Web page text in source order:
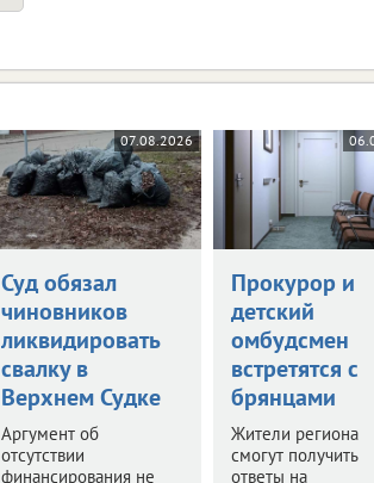
07.08.2026
Суд обязал
чиновников
ликвидировать
свалку в
Верхнем Судке
Аргумент об
отсутствии
финансирования не
Прокурор и
детский
омбудсмен
встретятся с
брянцами
Жители региона
смогут получить
ответы на